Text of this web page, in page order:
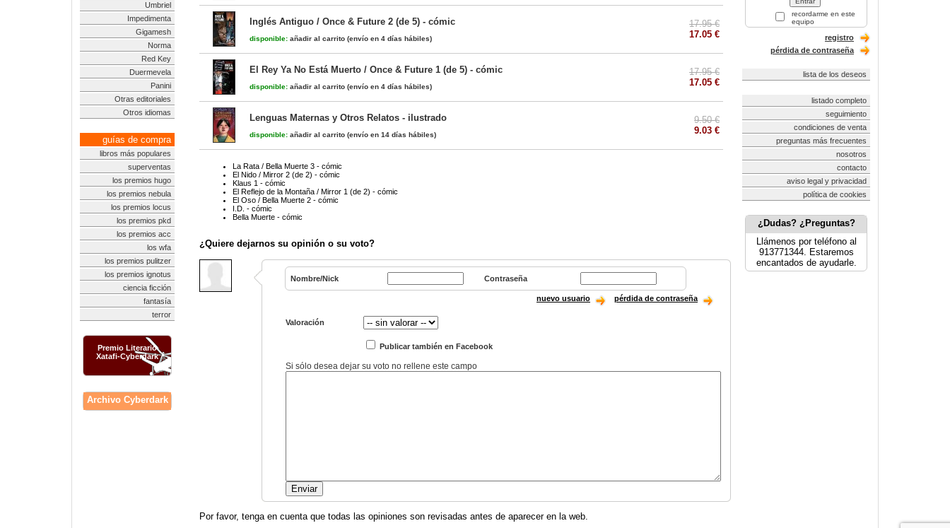
Umbriel
Impedimenta
Gigamesh
Norma
Red Key
Duermevela
Panini
Otras editoriales
Otros idiomas
guías de compra
libros más populares
superventas
los premios hugo
los premios nebula
los premios locus
los premios pkd
los premios acc
los wfa
los premios pulitzer
los premios ignotus
ciencia ficción
fantasía
terror
Premio Literario
Xatafi-Cyberdark
Archivo Cyberdark
Inglés Antiguo / Once & Future 2 (de 5) - cómic
disponible: añadir al carrito (envío en 4 días hábiles)
17.95 €
17.05 €
El Rey Ya No Está Muerto / Once & Future 1 (de 5) - cómic
disponible: añadir al carrito (envío en 4 días hábiles)
17.95 €
17.05 €
Lenguas Maternas y Otros Relatos - ilustrado
disponible: añadir al carrito (envío en 14 días hábiles)
9.50 €
9.03 €
La Rata / Bella Muerte 3 - cómic
El Nido / Mirror 2 (de 2) - cómic
Klaus 1 - cómic
El Reflejo de la Montaña / Mirror 1 (de 2) - cómic
El Oso / Bella Muerte 2 - cómic
I.D. - cómic
Bella Muerte - cómic
¿Quiere dejarnos su opinión o su voto?
Nombre/Nick Contraseña
nuevo usuario pérdida de contraseña
Valoración
Publicar también en Facebook
Si sólo desea dejar su voto no rellene este campo
Por favor, tenga en cuenta que todas las opiniones son revisadas antes de aparecer en la web.
recordarme en este
equipo
registro
pérdida de contraseña
lista de los deseos
listado completo
seguimiento
condiciones de venta
preguntas más frecuentes
nosotros
contacto
aviso legal y privacidad
política de cookies
¿Dudas? ¿Preguntas?
Llámenos por teléfono al
913771344. Estaremos
encantados de ayudarle.